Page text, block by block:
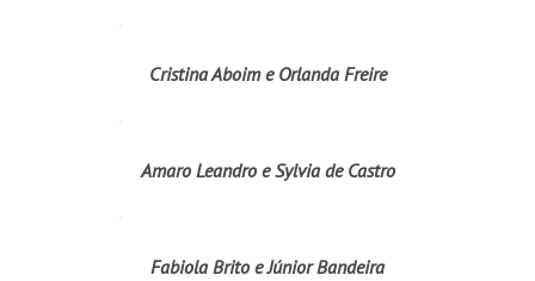
Cristina Aboim e Orlanda Freire
Amaro Leandro e Sylvia de Castro
Fabiola Brito e Júnior Bandeira